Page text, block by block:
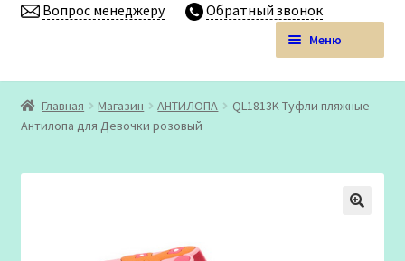
Вопрос менеджеру Обратный звонок
Меню
Obuvmart.pro | Детская обувь мелким оптом
Магазин
меню
Личный кабинет
Главная Магазин АHТИЛОПА
QL1813K Туфли пляжные
Антилопа для Девочки розовый